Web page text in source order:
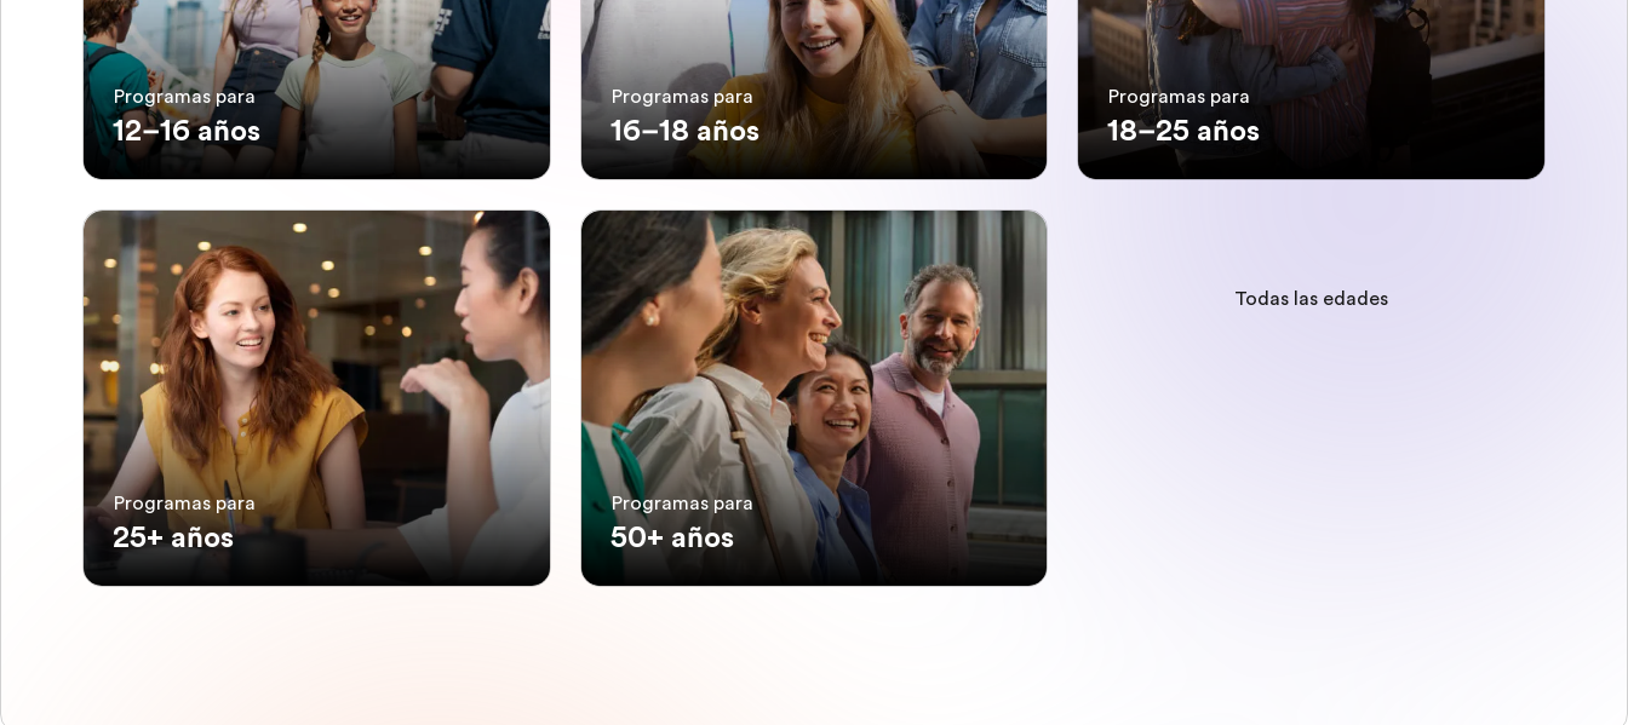
Programas para
12–16 años
Programas para
16–18 años
Programas para
18–25 años
Programas para
25+ años
Programas para
50+ años
Todas las edades